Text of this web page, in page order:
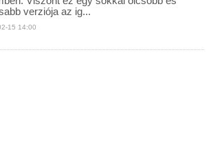
verziója az ig...
15 14:00